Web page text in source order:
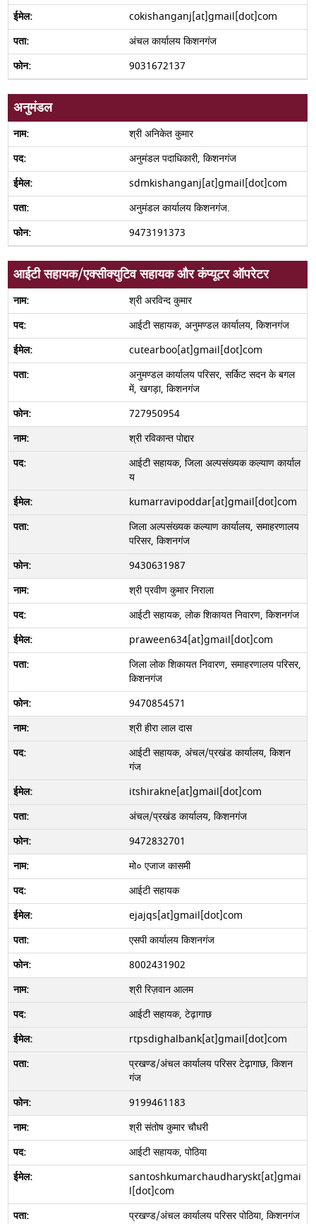
cokishanganj[at]gmail[dot]com
अंचल कार्यालय किशनगंज
9031672137
अनुमंडल
श्री अनिकेत कुमार
अनुमंडल पदाधिकारी, किशनगंज
sdmkishanganj[at]gmail[dot]com
अनुमंडल कार्यालय किशनगंज.
9473191373
आईटी सहायक/एक्सीक्युटिव सहायक और कंप्यूटर ऑपरेटर
श्री अरविन्द कुमार
आईटी सहायक, अनुमण्डल कार्यालय, किशनगंज
cutearboo[at]gmail[dot]com
अनुमण्डल कार्यालय परिसर, सर्किट सदन के बगल
में, खगड़ा, किशनगंज
727950954
श्री रविकान्त पोद्दार
आईटी सहायक, जिला अल्पसंख्यक कल्याण कार्याल
य
kumarravipoddar[at]gmail[dot]com
जिला अल्पसंख्यक कल्याण कार्यालय, समाहरणालय
परिसर, किशनगंज
9430631987
श्री प्रवीण कुमार निराला
आईटी सहायक, लोक शिकायत निवारण, किशनगंज
praween634[at]gmail[dot]com
जिला लोक शिकायत निवारण, समाहरणालय परिसर,
किशनगंज
9470854571
श्री हीरा लाल दास
आईटी सहायक, अंचल/प्रखंड कार्यालय, किशन
गंज
itshirakne[at]gmail[dot]com
अंचल/प्रखंड कार्यालय, किशनगंज
9472832701
मो० एजाज कासमी
आईटी सहायक
ejajqs[at]gmail[dot]com
एसपी कार्यालय किशनगंज
8002431902
श्री रिज़वान आलम
आईटी सहायक, टेढ़ागाछ
rtpsdighalbank[at]gmail[dot]com
प्रखण्ड/अंचल कार्यालय परिसर टेढ़ागाछ, किशन
गंज
9199461183
श्री संतोष कुमार चौधरी
आईटी सहायक, पोठिया
santoshkumarchaudharyskt[at]gmai
l[dot]com
प्रखण्ड/अंचल कार्यालय परिसर पोठिया, किशनगंज